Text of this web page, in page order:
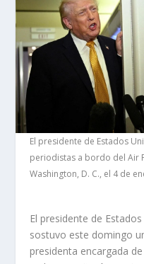
El presidente de Estados
periodistas a bordo del Air
Washington, D. C., el 4 de
El presidente de
sostuvo este domingo
presidenta encargada